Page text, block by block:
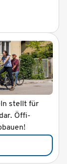
stellt für
Öffi-